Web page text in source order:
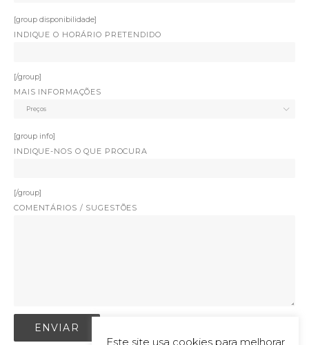
[group disponibilidade]
INDIQUE O HORÁRIO PRETENDIDO
[/group]
MAIS INFORMAÇÕES
[group info]
INDIQUE-NOS O QUE PROCURA
[/group]
COMENTÁRIOS / SUGESTÕES
Este site usa cookies para melhorar